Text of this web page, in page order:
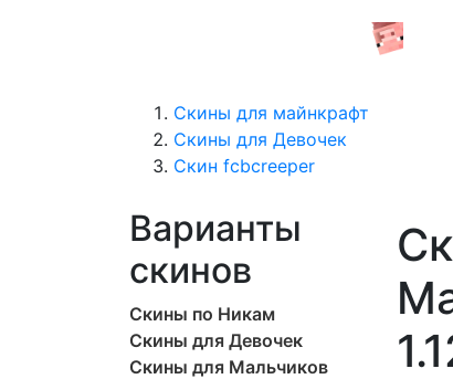
Скины для майнкрафт
Скины для Девочек
Скин fcbcreeper
Варианты
скинов
Скины по Никам
Скины для Девочек
Скины для Мальчиков